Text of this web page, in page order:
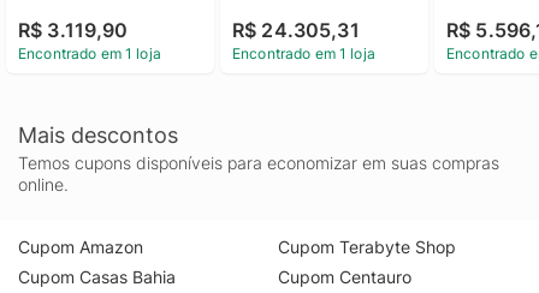
Bits - GV-
N506TGAMING OC-
R$ 3.119,90
Encontrado em 1 loja
N5090AORUS M-
32GD
R$ 24.305,31
Encontrado em 1 loja
- 90-
00UANF
R$
Encontrado
Mais descontos
Temos cupons disponíveis para economizar em suas compras
online.
Cupom Amazon
Cupom Casas Bahia
Cupom Terabyte Shop
Cupom Centauro